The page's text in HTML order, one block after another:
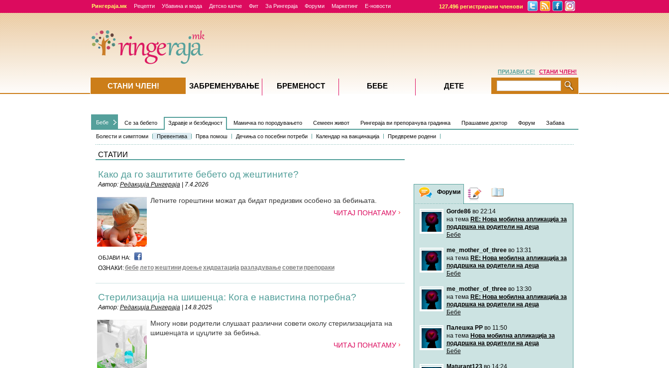
Рингераја.мк Рецепти Убавина и мода Детско катче Фит За Рингераја Форуми Маркетинг Е-новости 127.496 регистрирани членови
Бебе Се за бебето Здравје и безбедност
Болести и симптоми Превентива Прва помош Дечиња со посебни потреби Календар на вакцинација Предвреме родени
Мамичка по породувањето Семеен живот Рингераја ви препорачува градинка Прашавме доктор Форум Забава
СТАТИИ
Како да го заштитите бебето од жештините?
Автор: Редакција Рингераја| 7.4.2026
Летните горештини можат да бидат предизвик особено за бебињата.
ЧИТАЈ ПОНАТАМУ
ОБЈАВИ НА:
ОЗНАКИ:бебелетожештинидоењехидратација разладувањесовети препораки
Стерилизација на шишенца: Кога е навистина потребна?
Автор: Редакција Рингераја| 14.8.2025
Многу нови родители слушаат различни совети околу стерилизацијата на
шишенцата и цуцлите за бебиња.
ЧИТАЈ ПОНАТАМУ
Форуми Дневници
Gorde86во 22:14
на тема RE: Нова мобилна апликација за
поддршка на родители на деца
Бебе
me_mother_of_threeво 13:31
на тема RE: Нова мобилна апликација за
поддршка на родители на деца
Бебе
me_mother_of_threeво 13:30
на тема RE: Нова мобилна апликација за
поддршка на родители на деца
Бебе
Палешка РРво 11:50
на тема Нова мобилна апликација за
поддршка на родители на деца
Бебе
Maturant123во 14:24
ПРИЈАВИ СЕ! СТАНИ ЧЛЕН!
СТАНИ ЧЛЕН! ЗАБРЕМЕНУВАЊE БРЕМЕНОСТ БЕБЕ ДЕТЕ